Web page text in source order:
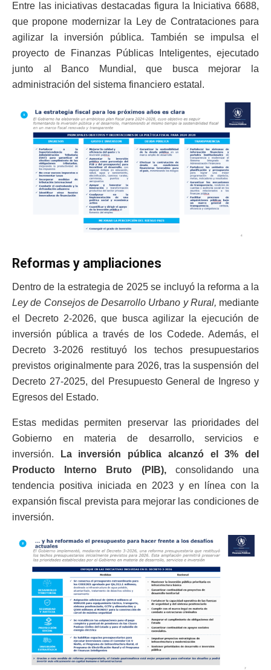
Entre las iniciativas destacadas figura la Iniciativa 6688,
que propone modernizar la Ley de Contrataciones para
agilizar la inversión pública. También se impulsa el
proyecto de Finanzas Públicas Inteligentes, ejecutado
junto al Banco Mundial, que busca mejorar la
administración del sistema financiero estatal.
Reformas y ampliaciones
Dentro de la estrategia de 2025 se incluyó la reforma a la
Ley de Consejos de Desarrollo Urbano y Rural, mediante
el Decreto 2-2026, que busca agilizar la ejecución de
inversión pública a través de los Codede. Además, el
Decreto 3-2026 restituyó los techos presupuestarios
previstos originalmente para 2026, tras la suspensión del
Decreto 27-2025, del Presupuesto General de Ingreso y
Egresos del Estado.
Estas medidas permiten preservar las prioridades del
Gobierno en materia de desarrollo, servicios e
inversión.
La inversión pública alcanzó el 3% del
Producto Interno Bruto (PIB),consolidando una
tendencia positiva iniciada en 2023 y en línea con la
expansión fiscal prevista para mejorar las condiciones de
inversión.